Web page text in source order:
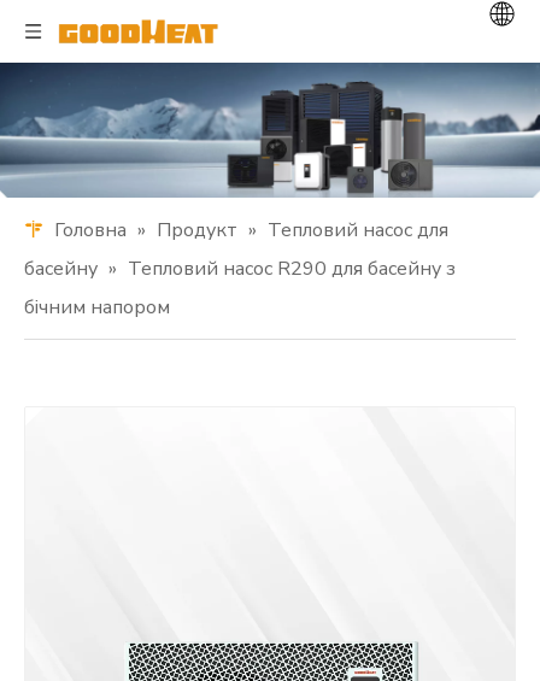
Головна » Продукт » Тепловий насос для
басейну » Тепловий насос R290 для басейну з
бічним напором